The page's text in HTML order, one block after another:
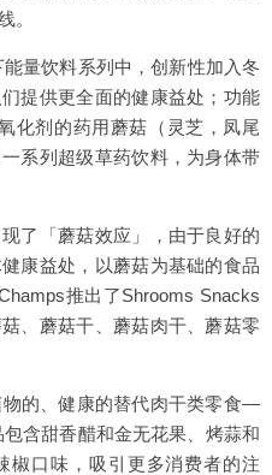
。
量饮料系列中，创新性加入冬
提供更全面的健康益处；功能
化剂的药用蘑菇（灵芝，凤尾
系列超级草药饮料，为身体带
了「蘑菇效应」，由于良好的
康益处，以蘑菇为基础的食品
推出了Shrooms Snacks
、蘑菇干、蘑菇肉干、蘑菇零
的、健康的替代肉干类零食—
含甜香醋和金无花果、烤蒜和
椒口味，吸引更多消费者的注